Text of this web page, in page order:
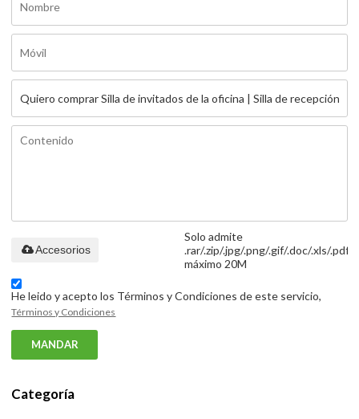
Solo admite
.rar/.zip/.jpg/.png/.gif/.doc/.xls/.pdf,
máximo 20M
Accesorios
He leido y acepto los Términos y Condiciones de este servicio,
Términos y Condiciones
MANDAR
Categoría